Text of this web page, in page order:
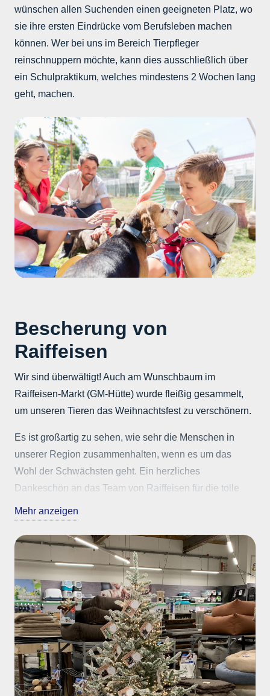
wünschen allen Suchenden einen geeigneten Platz, wo
sie ihre ersten Eindrücke vom Berufsleben machen
können. Wer bei uns im Bereich Tierpfleger
reinschnuppern möchte, kann dies ausschließlich über
ein Schulpraktikum, welches mindestens 2 Wochen lang
geht, machen.
Bescherung von
Raiffeisen
Wir sind überwältigt! Auch am Wunschbaum im
Raiffeisen-Markt (GM-Hütte) wurde fleißig gesammelt,
um unseren Tieren das Weihnachtsfest zu verschönern.
Es ist großartig zu sehen, wie sehr die Menschen in
unserer Region zusammenhalten, wenn es um das
Wohl der Schwächsten geht. Ein herzliches
Dankeschön an das Team von Raiffeisen für die tolle
Unterstützung und die reibungslose Aktion!
Kunden, die beim Einkauf an unsere Schützlinge
gedacht haben und so großzügig gespendet haben. Die
vielen hochwertigen Futterspenden und das Zubehör
sind bereits bei uns angekommen und werden von
unseren Bewohnern freudig inspiziert.
Vielen Dank für diese tolle Nachbarschaftshilfe!
Mehr anzeigen